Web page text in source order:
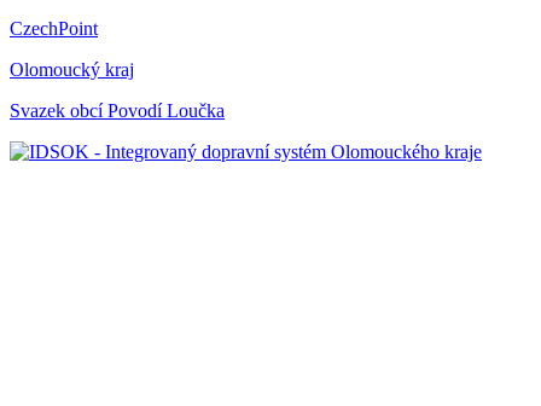
CzechPoint
Olomoucký kraj
Svazek obcí Povodí Loučka